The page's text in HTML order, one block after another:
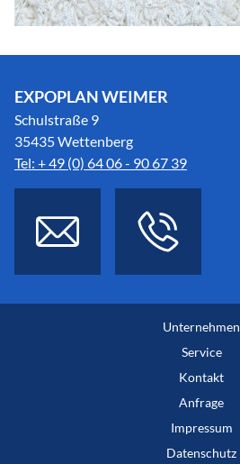
EXPOPLAN WEIMER
Schulstraße 9
35435 Wettenberg
Tel: + 49 (0) 64 06 - 90 67 39
Unternehmen
Service
Kontakt
Anfrage
Impressum
Datenschutz